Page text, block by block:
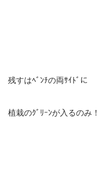
残すはﾍﾞﾝﾁの両ｻｲﾄﾞに
植栽のｸﾞﾘｰﾝが入るのみ！